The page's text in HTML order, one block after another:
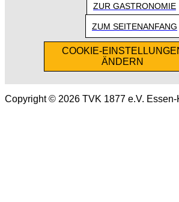
ZUR GASTRONOMIE
ZUM SEITENANFANG
COOKIE-
ÄNDERN
Copyright © 2026 TVK 1877 e.V. Essen-